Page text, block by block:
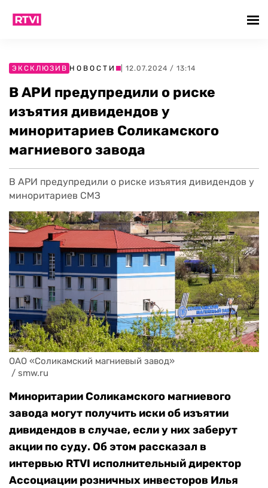
ЭКСКЛЮЗИВ НОВОСТИ | 12.07.2024 / 13:14
В АРИ предупредили о риске
изъятия дивидендов у
миноритариев Соликамского
магниевого завода
В АРИ предупредили о риске изъятия дивидендов у
миноритариев СМЗ
ОАО «Соликамский магниевый завод»
/ smw.ru
Миноритарии Соликамского магниевого
завода могут получить иски об изъятии
дивидендов в случае, если у них заберут
акции по суду. Об этом рассказал в
интервью RTVI исполнительный директор
Ассоциации розничных инвесторов Илья